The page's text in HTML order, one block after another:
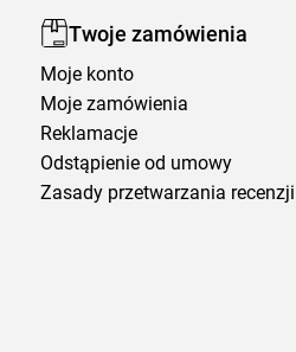
Twoje zamówienia
Moje konto
Moje zamówienia
Reklamacje
Odstąpienie od umowy
Zasady przetwarzania recenzji